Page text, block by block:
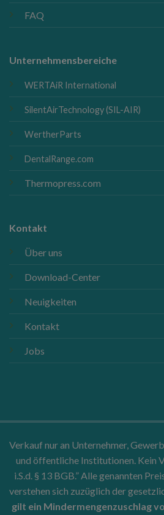
FAQ
Unternehmensbereiche
WERTAiR International
SilentAirTechnology (SIL-AIR)
WertherParts
DentalRange.com
Thermopress.com
Kontakt
Über uns
Download-Center
Neuigkeiten
Kontakt
Jobs
Verkauf nur an Unternehmer,
und öffentliche Institutionen. Kein
i.S.d. § 13 BGB.” Alle genannten
verstehen sich zuzüglich der
gilt ein Mindermengenzuschlag